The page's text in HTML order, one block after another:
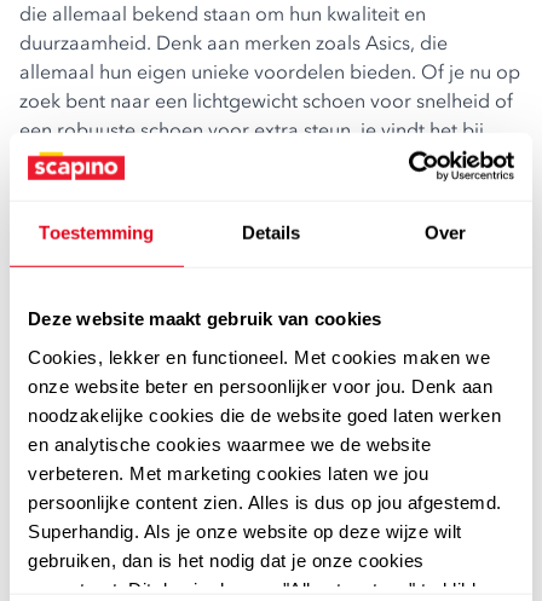
Toestemming Details Over
Deze website maakt gebruik van cookies
Cookies, lekker en functioneel. Met cookies maken we
onze website beter en persoonlijker voor jou. Denk aan
noodzakelijke cookies die de website goed laten werken
en analytische cookies waarmee we de website
verbeteren. Met marketing cookies laten we jou
persoonlijke content zien. Alles is dus op jou afgestemd.
Superhandig. Als je onze website op deze wijze wilt
gebruiken, dan is het nodig dat je onze cookies
accepteert. Dit doe je door op "Alles toestaan" te klikken.
die allemaal bekend staan om hun kwaliteit en
duurzaamheid. Denk aan merken zoals Asics, die
allemaal hun eigen unieke voordelen bieden. Of je nu op
zoek bent naar een lichtgewicht schoen voor snelheid of
een robuuste schoen voor extra steun, je vindt het bij
ons.
onderhoud van je dames tennisschoenen
mogelijk meegaan, is het belangrijk om ze goed te
onderhouden. Maak ze na elke training schoon en laat ze
waterafstotende spray gebruiken, die je eenvoudig bij
ons kunt aanschaffen.
dames tennisschoenen online kopen
Heb jij jouw perfecte tennisschoenen dames gevonden in
onze collectie? Bestel ze dan eenvoudig online bij
Scapino. Je kunt ervoor kiezen om je bestelling thuis te
laten bezorgen of op te halen in een van onze winkels,
zodat je geen verzendkosten betaalt. Wil je eerst passen
voordat je betaalt? Met Klarna betaal je alleen voor wat
je houdt, binnen 14 dagen.